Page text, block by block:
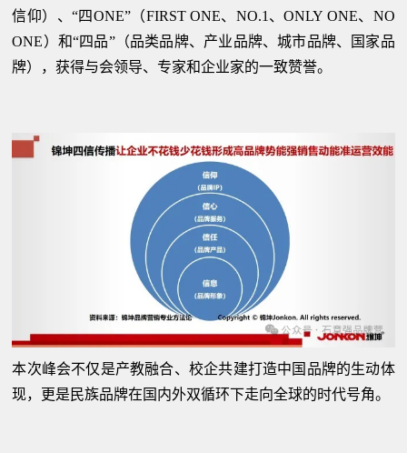
信仰）、“四ONE”（FIRST ONE、NO.1、ONLY ONE、NO
ONE）和“四品”（品类品牌、产业品牌、城市品牌、国家品
牌），获得与会领导、专家和企业家的一致赞誉。
本次峰会不仅是产教融合、校企共建打造中国品牌的生动体
现，更是民族品牌在国内外双循环下走向全球的时代号角。